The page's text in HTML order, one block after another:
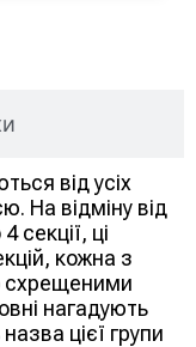
від усіх
На відміну від
секції, ці
кожна з
схрещеними
нагадують
цієї групи